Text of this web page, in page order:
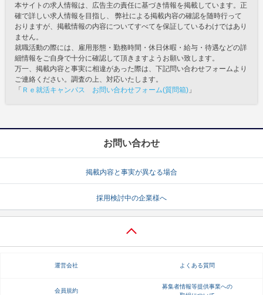
本サイトの求人情報は、広告主の責任に基づき情報を掲載しています。正
確で詳しい求人情報を目指し、 弊社による掲載内容の確認を随時行って
おりますが、掲載情報の内容についてすべてを保証しているわけではあり
ません。
就職活動の際には、雇用形態・勤務時間・休日休暇・給与・待遇などの詳
細情報をご自身で十分に確認して頂きますようお願い致します。
万一、掲載内容と事実に相違があった際は、下記問い合わせフォームより
ご連絡ください。調査の上、対応いたします。
「 Ｒｅ就活キャンパス お問い合わせフォーム(質問箱) 」
お問い合わせ
掲載内容と事実が異なる場合
採用検討中の企業様へ
運営会社 よくある質問
会員規約
募集者情報等提供事業への